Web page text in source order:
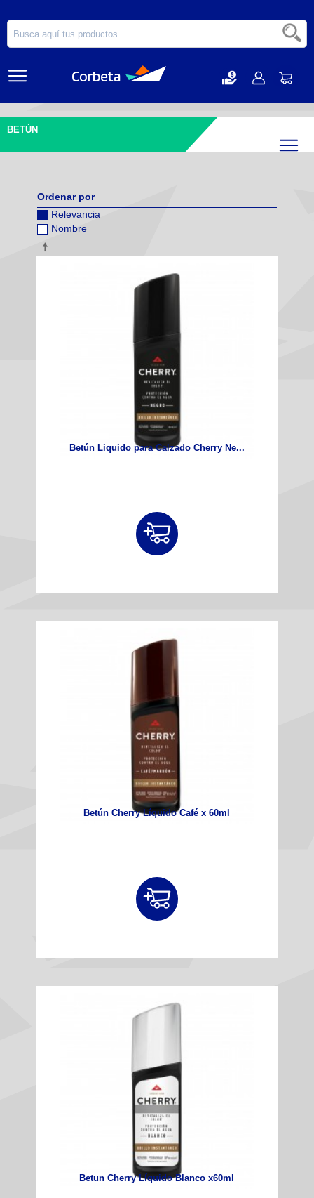
BETÚN
Ordenar por
Relevancia
Nombre
Betún Liquido para Calzado Cherry Ne...
Betún Cherry Líquido Café x 60ml
Betun Cherry Líquido Blanco x60ml